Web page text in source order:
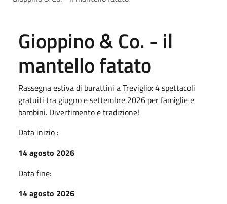
Gioppino & Co. - il
mantello fatato
Rassegna estiva di burattini a Treviglio: 4 spettacoli
gratuiti tra giugno e settembre 2026 per famiglie e
bambini. Divertimento e tradizione!
Data inizio :
14 agosto 2026
Data fine:
14 agosto 2026